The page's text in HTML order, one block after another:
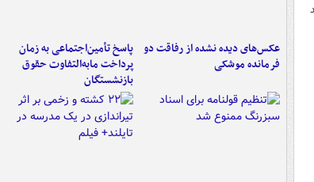
عکس‌های دیده نشده از رفاقت دو
فرمانده‌ موشکی
پاسخ تأمین‌اجتماعی به زمان
پرداخت مابه‌التفاوت حقوق
بازنشستگان